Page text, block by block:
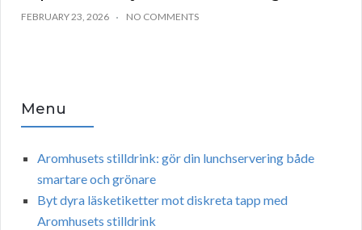
FEBRUARY 23, 2026 NO COMMENTS
Menu
Aromhusets stilldrink: gör din lunchservering både
smartare och grönare
Byt dyra läsketiketter mot diskreta tapp med
Aromhusets stilldrink